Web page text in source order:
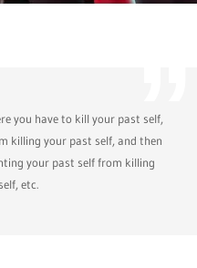
you have to kill your past self,
killing your past self, and then
your past self from killing
etc.